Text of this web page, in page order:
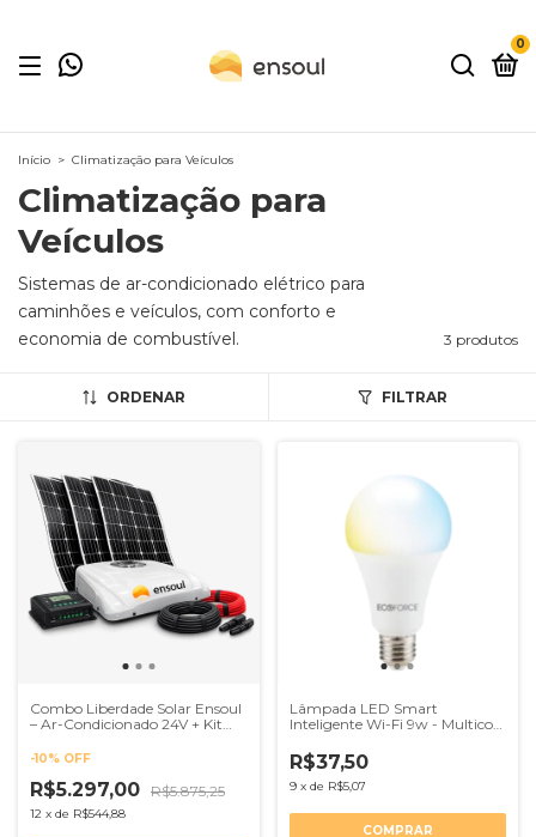
0
Início > Climatização para Veículos
Climatização para
Veículos
Sistemas de ar-condicionado elétrico para
caminhões e veículos, com conforto e
economia de combustível.
3 produtos
ORDENAR FILTRAR
Combo Liberdade Solar Ensoul
– Ar-Condicionado 24V + Kit
-10% OFF
R$5.297,00 R$5.875,25
12 x de R$544,88
Lâmpada LED Smart
Inteligente Wi-Fi 9w - Multicor,
Google
R$37,50
9 x de R$5,07